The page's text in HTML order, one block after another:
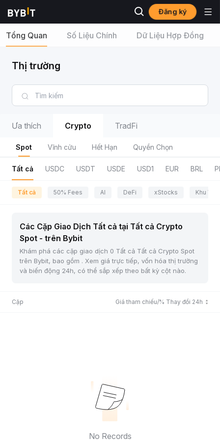
Đăng ký
Tổng Quan Số Liệu Chính Dữ Liệu Hợp Đồng
Thị trường
Ưa thích Crypto TradFi
Spot Vĩnh cửu Hết Hạn Quyền Chọn
Tất cả USDC USDT USDE USD1 EUR BRL
Tất cả 50% Fees AI DeFi xStocks Khu
Các Cặp Giao Dịch Tất cả tại Tất cả Crypto
Spot - trên Bybit
Khám phá các cặp giao dịch 0 Tất cả Tất cả Crypto Spot
trên Bybit, bao gồm . Xem giá trực tiếp, vốn hóa thị trường
và biến động 24h, có thể sắp xếp theo bất kỳ cột nào.
Cặp Giá tham chiếu/% Thay đổi 24h
No Records